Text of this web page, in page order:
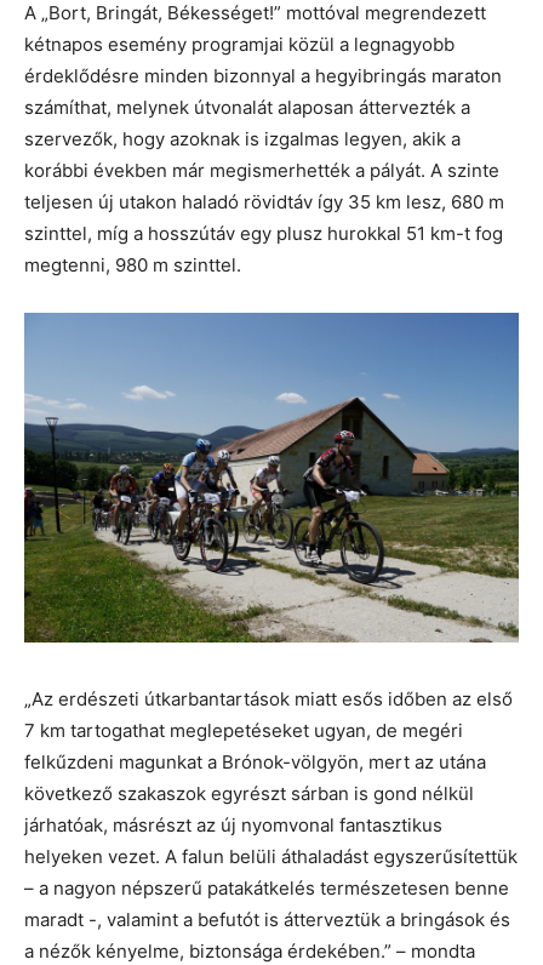
A „Bort, Bringát, Békességet!” mottóval megrendezett
kétnapos esemény programjai közül a legnagyobb
érdeklődésre minden bizonnyal a hegyibringás maraton
számíthat, melynek útvonalát alaposan áttervezték a
szervezők, hogy azoknak is izgalmas legyen, akik a
korábbi években már megismerhették a pályát. A szinte
teljesen új utakon haladó rövidtáv így 35 km lesz, 680 m
szinttel, míg a hosszútáv egy plusz hurokkal 51 km-t fog
megtenni, 980 m szinttel.
„Az erdészeti útkarbantartások miatt esős időben az első
7 km tartogathat meglepetéseket ugyan, de megéri
felkűzdeni magunkat a Brónok-völgyön, mert az utána
következő szakaszok egyrészt sárban is gond nélkül
járhatóak, másrészt az új nyomvonal fantasztikus
helyeken vezet. A falun belüli áthaladást egyszerűsítettük
– a nagyon népszerű patakátkelés természetesen benne
maradt -, valamint a befutót is átterveztük a bringások és
a nézők kényelme, biztonsága érdekében.” – mondta